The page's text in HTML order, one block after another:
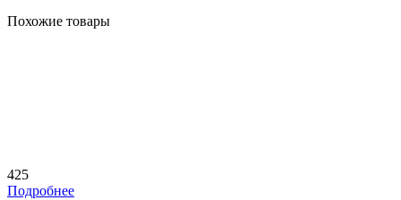
Похожие товары
425
Подробнее